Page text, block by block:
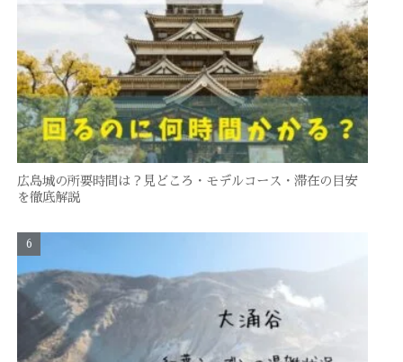
広島城の所要時間は？見どころ・モデルコース・滞在の目安
を徹底解説